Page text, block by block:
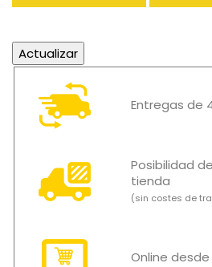
Entregas de
Posibilidad
tienda
(sin costes de
Online desde